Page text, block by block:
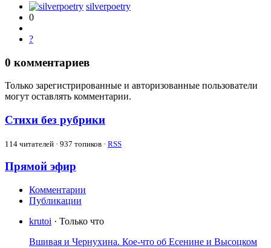
silverpoetry
0
?
0 комментариев
Только зарегистрированные и авторизованные пользователи
могут оставлять комментарии.
Стихи без рубрики
114 читателей · 937 топиков · RSS
Прямой эфир
Комментарии
Публикации
krutoi · Только что
Вшивая и Чернухина. Кое-что об Есенине и Высоцком